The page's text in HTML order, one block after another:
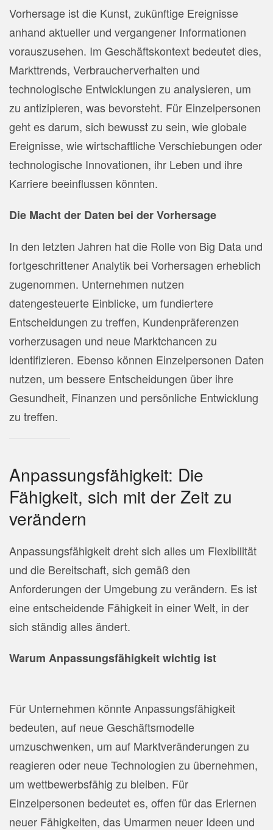
Vorhersage ist die Kunst, zukünftige Ereignisse
anhand aktueller und vergangener Informationen
vorauszusehen. Im Geschäftskontext bedeutet dies,
Markttrends, Verbraucherverhalten und
technologische Entwicklungen zu analysieren, um
zu antizipieren, was bevorsteht. Für Einzelpersonen
geht es darum, sich bewusst zu sein, wie globale
Ereignisse, wie wirtschaftliche Verschiebungen oder
technologische Innovationen, ihr Leben und ihre
Karriere beeinflussen könnten.
Die Macht der Daten bei der Vorhersage
In den letzten Jahren hat die Rolle von Big Data und
fortgeschrittener Analytik bei Vorhersagen erheblich
zugenommen. Unternehmen nutzen
datengesteuerte Einblicke, um fundiertere
Entscheidungen zu treffen, Kundenpräferenzen
vorherzusagen und neue Marktchancen zu
identifizieren. Ebenso können Einzelpersonen Daten
nutzen, um bessere Entscheidungen über ihre
Gesundheit, Finanzen und persönliche Entwicklung
zu treffen.
Anpassungsfähigkeit: Die
Fähigkeit, sich mit der Zeit zu
verändern
Anpassungsfähigkeit dreht sich alles um Flexibilität
und die Bereitschaft, sich gemäß den
Anforderungen der Umgebung zu verändern. Es ist
eine entscheidende Fähigkeit in einer Welt, in der
sich ständig alles ändert.
Warum Anpassungsfähigkeit wichtig ist
Für Unternehmen könnte Anpassungsfähigkeit
bedeuten, auf neue Geschäftsmodelle
umzuschwenken, um auf Marktveränderungen zu
reagieren oder neue Technologien zu übernehmen,
um wettbewerbsfähig zu bleiben. Für
Einzelpersonen bedeutet es, offen für das Erlernen
neuer Fähigkeiten, das Umarmen neuer Ideen und